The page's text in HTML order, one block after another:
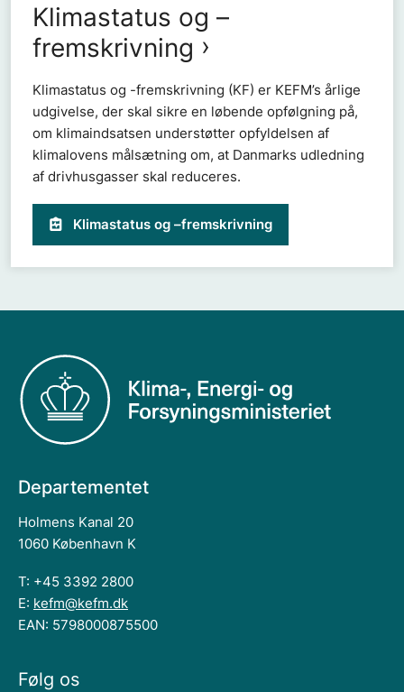
Klimastatus og –
fremskrivning
Klimastatus og -fremskrivning (KF) er KEFM’s årlige
udgivelse, der skal sikre en løbende opfølgning på,
om klimaindsatsen understøtter opfyldelsen af
klimalovens målsætning om, at Danmarks udledning
af drivhusgasser skal reduceres.
Klimastatus og –fremskrivning
Departementet
Holmens Kanal 20
1060 København K
T: +45 3392 2800
E: kefm@kefm.dk
EAN: 5798000875500
Følg os